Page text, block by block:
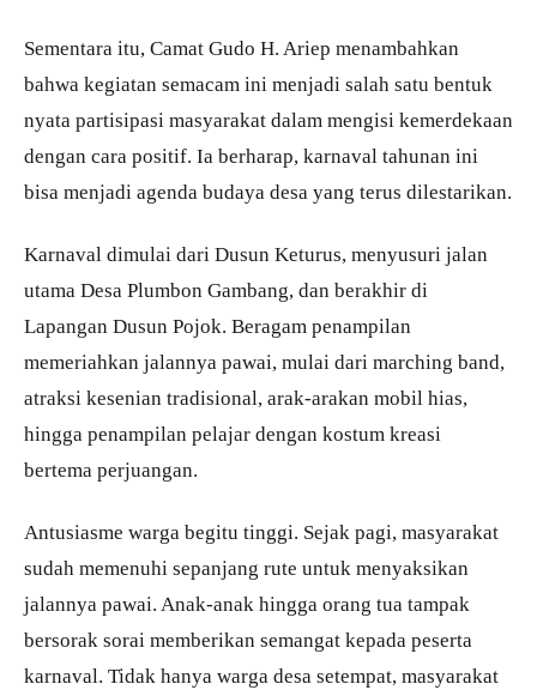
Sementara itu, Camat Gudo H. Ariep menambahkan
bahwa kegiatan semacam ini menjadi salah satu bentuk
nyata partisipasi masyarakat dalam mengisi kemerdekaan
dengan cara positif. Ia berharap, karnaval tahunan ini
bisa menjadi agenda budaya desa yang terus dilestarikan.
Karnaval dimulai dari Dusun Keturus, menyusuri jalan
utama Desa Plumbon Gambang, dan berakhir di
Lapangan Dusun Pojok. Beragam penampilan
memeriahkan jalannya pawai, mulai dari marching band,
atraksi kesenian tradisional, arak-arakan mobil hias,
hingga penampilan pelajar dengan kostum kreasi
bertema perjuangan.
Antusiasme warga begitu tinggi. Sejak pagi, masyarakat
sudah memenuhi sepanjang rute untuk menyaksikan
jalannya pawai. Anak-anak hingga orang tua tampak
bersorak sorai memberikan semangat kepada peserta
karnaval. Tidak hanya warga desa setempat, masyarakat